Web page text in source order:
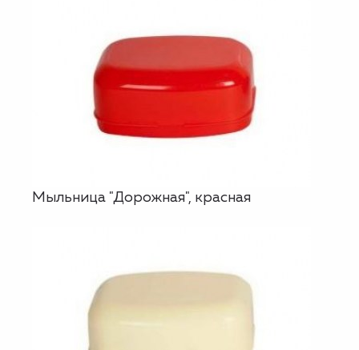
Мыльница "Дорожная", красная